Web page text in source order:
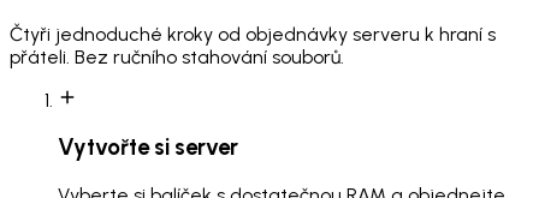
Čtyři jednoduché kroky od objednávky serveru k hraní s
přáteli. Bez ručního stahování souborů.
Vytvořte si server